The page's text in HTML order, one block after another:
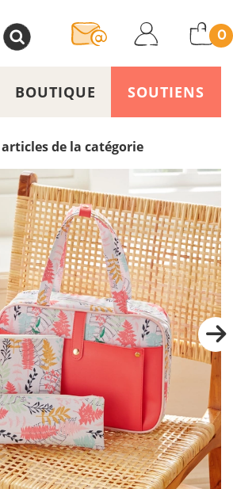
0
BOUTIQUE SOUTIENS
de la catégorie